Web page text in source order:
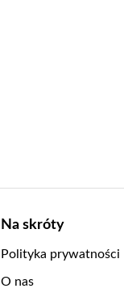
Na skróty
Polityka prywatności
O nas